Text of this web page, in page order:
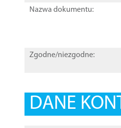
Nazwa dokumentu:
Zgodne/niezgodne:
DANE